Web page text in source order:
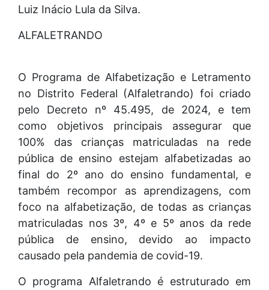
Luiz Inácio Lula da Silva.
ALFALETRANDO
O Programa de Alfabetização e Letramento
no Distrito Federal (Alfaletrando) foi criado
pelo Decreto nº 45.495, de 2024, e tem
como objetivos principais assegurar que
100% das crianças matriculadas na rede
pública de ensino estejam alfabetizadas ao
final do 2º ano do ensino fundamental, e
também recompor as aprendizagens, com
foco na alfabetização, de todas as crianças
matriculadas nos 3º, 4º e 5º anos da rede
pública de ensino, devido ao impacto
causado pela pandemia de covid-19.
O programa Alfaletrando é estruturado em